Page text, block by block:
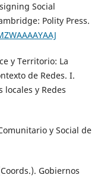
Social
Polity Press.
y Territorio: La
de Redes. I.
locales y Redes
y Social de
Gobiernos